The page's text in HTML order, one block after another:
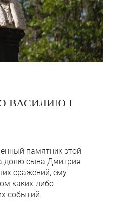
ВАСИЛИЮ I
памятник этой
долю сына Дмитрия
сражений, ему
каких-либо
событий.